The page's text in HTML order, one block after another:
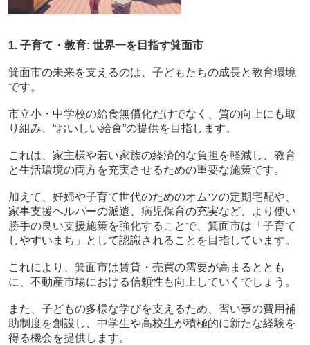
1. 子育て・教育: 世界一を目指す箕面市
箕面市の未来を支えるのは、子どもたちの成長と教育環境
です。
市立小・中学校の給食無償化だけでなく、質の向上にも取
り組み、“おいしい給食”の提供を目指します。
これは、家主様や若い家族の経済的な負担を軽減し、教育
と生活環境の両方を充実させるための重要な施策です。
加えて、妊婦や子育て世代のためのオムツの定期宅配や、
家事支援ヘルパーの派遣、病児保育の充実など、より使い
勝手の良い支援施策を強化することで、箕面市は「子育て
しやすいまち」として認識されることを目指しています。
これにより、箕面市は賃貸・売買の需要が高まるととも
に、不動産市場における信頼性も向上していくでしょう。
また、子どもの多様な学びを支えるため、習い事の費用補
助制度を創設し、中学生や高校生が積極的に新たな経験を
得る機会を提供します。